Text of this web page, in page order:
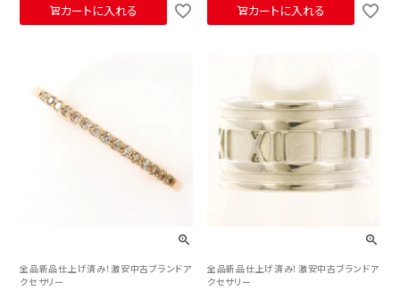
カートに入れる カートに入れる
全品新品仕上げ済み！激安中古ブランドア
クセサリー
全品新品仕上げ済み！激安中古ブランドア
クセサリー